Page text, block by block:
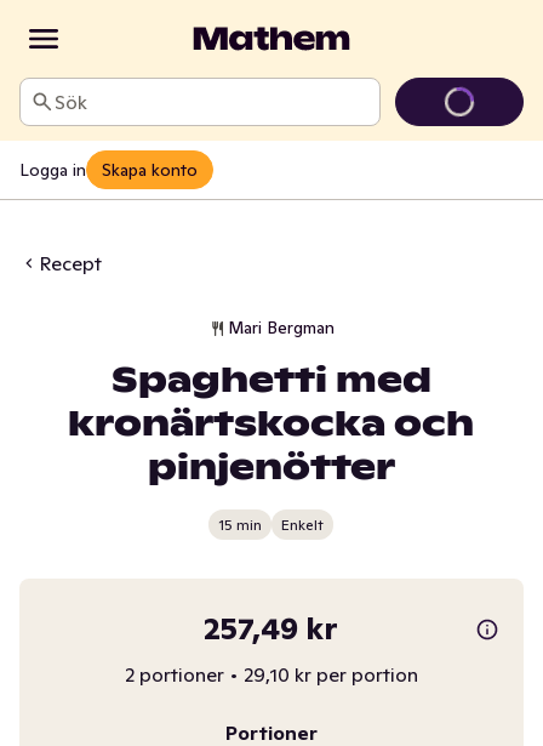
Sök
Logga in Skapa konto
Recept
Mari Bergman
Spaghetti med
kronärtskocka och
pinjenötter
15 min Enkelt
257,49 kr
2 portioner • 29,10 kr per portion
Portioner